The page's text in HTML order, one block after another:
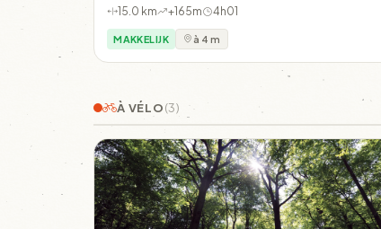
15.0 km +165m 4h01
MAKKELIJK à 4 m
À VÉLO(3)